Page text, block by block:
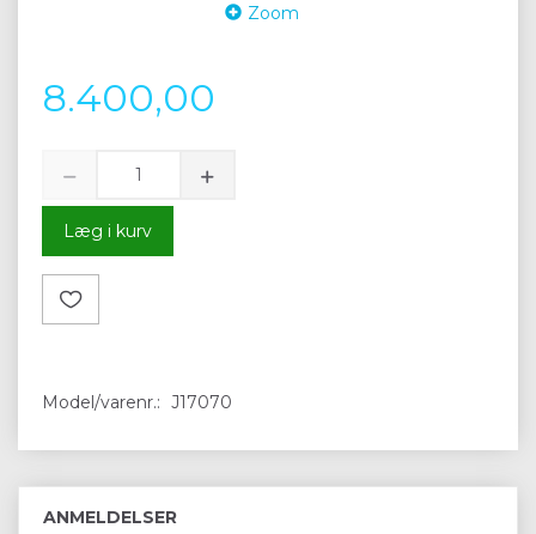
Zoom
8.400,00
Læg i kurv
Model/varenr.: J17070
ANMELDELSER